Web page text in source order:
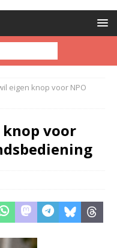
eigen knop voor NPO
knop voor